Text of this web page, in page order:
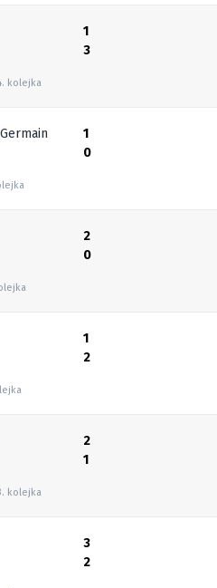
kolejka
1
3
1
0
2
0
1
2
kolejka
2
1
3
2